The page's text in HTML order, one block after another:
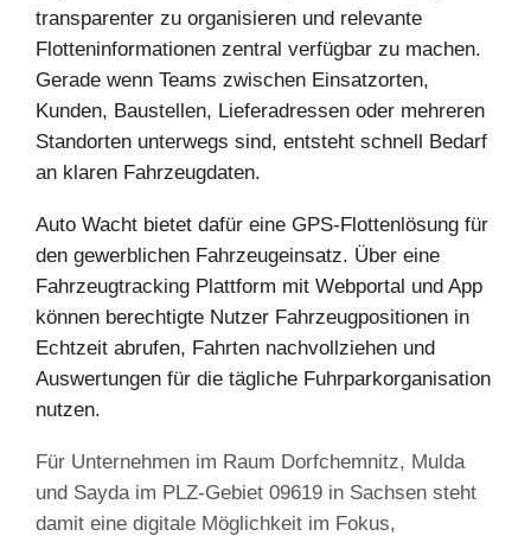
transparenter zu organisieren und relevante
Flotteninformationen zentral verfügbar zu machen.
Gerade wenn Teams zwischen Einsatzorten,
Kunden, Baustellen, Lieferadressen oder mehreren
Standorten unterwegs sind, entsteht schnell Bedarf
an klaren Fahrzeugdaten.
Auto Wacht bietet dafür eine GPS-Flottenlösung für
den gewerblichen Fahrzeugeinsatz. Über eine
Fahrzeugtracking Plattform mit Webportal und App
können berechtigte Nutzer Fahrzeugpositionen in
Echtzeit abrufen, Fahrten nachvollziehen und
Auswertungen für die tägliche Fuhrparkorganisation
nutzen.
Für Unternehmen im Raum Dorfchemnitz, Mulda
und Sayda im PLZ-Gebiet 09619 in Sachsen steht
damit eine digitale Möglichkeit im Fokus,